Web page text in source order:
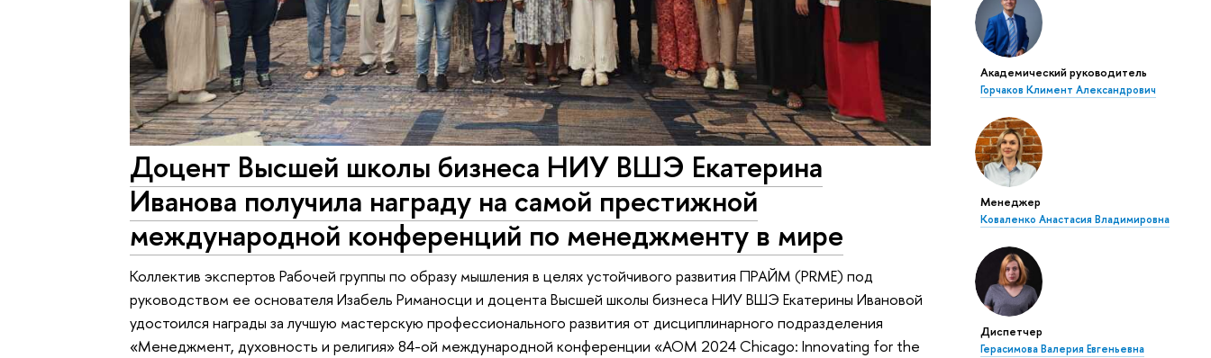
Академический руководитель
Горчаков Климент Александрович
Менеджер
Коваленко Анастасия Владимировна
Диспетчер
Герасимова Валерия Евгеньевна
Доцент Высшей школы бизнеса НИУ ВШЭ Екатерина
Иванова получила награду на самой престижной
международной конференций по менеджменту в мире
Коллектив экспертов Рабочей группы по образу мышления в целях устойчивого развития ПРАЙМ (PRME) под
руководством ее основателя Изабель Риманосци и доцента Высшей школы бизнеса НИУ ВШЭ Екатерины Ивановой
удостоился награды за лучшую мастерскую профессионального развития от дисциплинарного подразделения
«Менеджмент, духовность и религия» 84-ой международной конференции «AOM 2024 Chicago: Innovating for the